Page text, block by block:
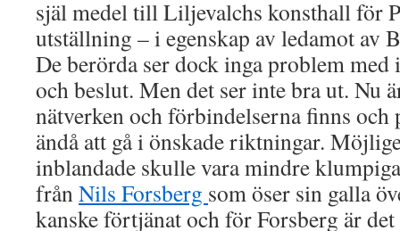
själ medel till Liljevalchs konsthall för
utställning – i egenskap av ledamot av
De berörda ser dock inga problem
och beslut. Men det ser inte bra ut. Nu
nätverken och förbindelserna finns och
ändå att gå i önskade riktningar.
inblandade skulle vara mindre
frånNils Forsberg som öser sin galla
kanske förtjänat och för Forsberg är